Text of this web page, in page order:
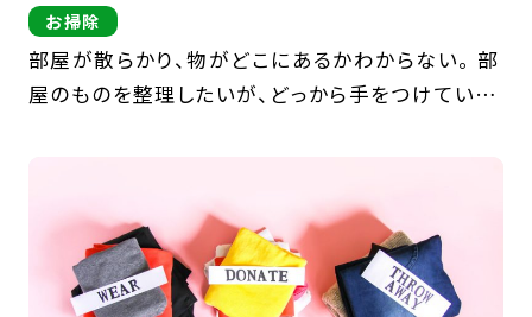
お掃除
部屋が散らかり、物がどこにあるかわからない。 部
屋のものを整理したいが、どっから手をつけていけ
も多くいることでしょう。 ここで […]